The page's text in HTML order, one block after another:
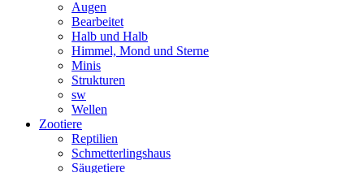
Augen
Bearbeitet
Halb und Halb
Himmel, Mond und Sterne
Minis
Strukturen
sw
Wellen
Zootiere
Reptilien
Schmetterlingshaus
Säugetiere